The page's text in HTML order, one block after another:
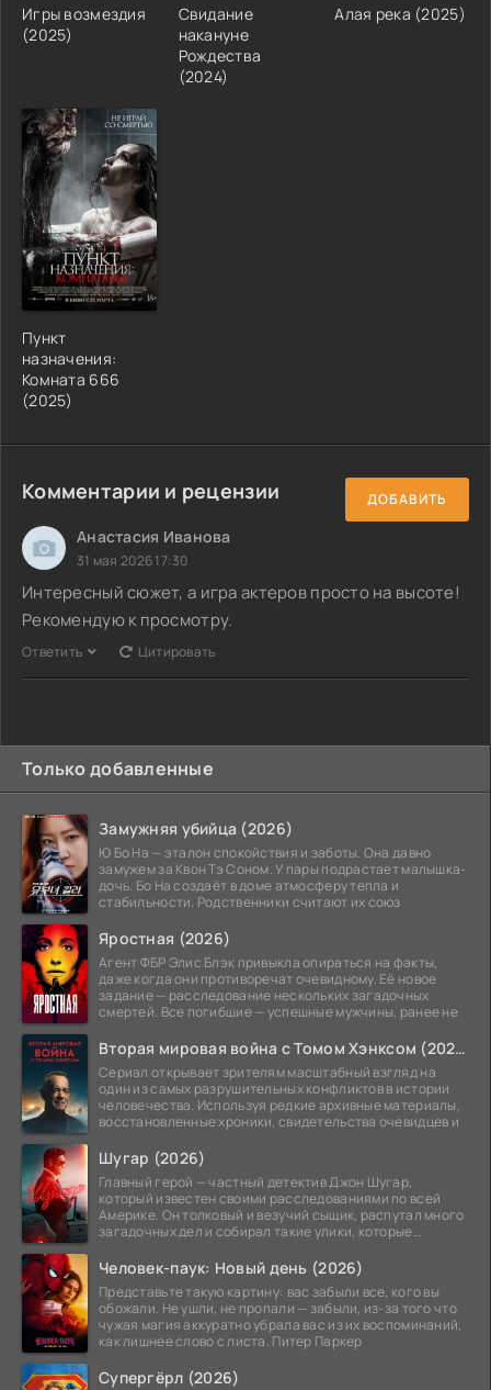
Игры возмездия
(2025)
Свидание
накануне
Рождества
(2024)
Алая река (2025)
Пункт
назначения:
Комната 666
(2025)
Комментарии и рецензии ДОБАВИТЬ
Анастасия Иванова
31 мая 2026 17:30
Интересный сюжет, а игра актеров просто на высоте!
Рекомендую к просмотру.
Ответить Цитировать
Только добавленные
Замужняя убийца (2026)
Ю Бо На — эталон спокойствия и заботы. Она давно
замужем за Квон Тэ Соном. У пары подрастает малышка-
дочь. Бо На создаёт в доме атмосферу тепла и
стабильности. Родственники считают их союз
Яростная (2026)
Агент ФБР Элис Блэк привыкла опираться на факты,
даже когда они противоречат очевидному. Её новое
задание — расследование нескольких загадочных
смертей. Все погибшие — успешные мужчины, ранее не
Вторая мировая война с Томом Хэнксом (2026)
Сериал открывает зрителям масштабный взгляд на
один из самых разрушительных конфликтов в истории
человечества. Используя редкие архивные материалы,
восстановленные хроники, свидетельства очевидцев и
Шугар (2026)
Главный герой — частный детектив Джон Шугар,
который известен своими расследованиями по всей
Америке. Он толковый и везучий сыщик, распутал много
загадочных дел и собирал такие улики, которые
Человек-паук: Новый день (2026)
Представьте такую картину: вас забыли все, кого вы
обожали. Не ушли, не пропали — забыли, из-за того что
чужая магия аккуратно убрала вас из их воспоминаний,
как лишнее слово с листа. Питер Паркер
Супергёрл (2026)